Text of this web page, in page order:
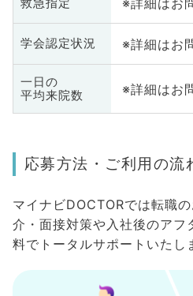
※詳細はお
学会認定状況 ※詳細はお
一日の
平均来院数
※詳細はお
応募方法・ご利用の流
マイナビDOCTORでは転職
介・面接対策や入社後のアフ
料でトータルサポートいたし